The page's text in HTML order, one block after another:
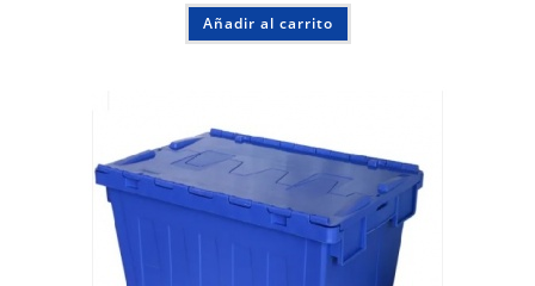
Añadir al carrito